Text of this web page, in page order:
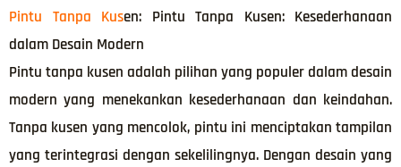
Pintu Tanpa Kusen: Pintu Tanpa Kusen: Kesederhanaan
dalam Desain Modern
Pintu tanpa kusen adalah pilihan yang populer dalam desain
modern yang menekankan kesederhanaan dan keindahan.
Tanpa kusen yang mencolok, pintu ini menciptakan tampilan
yang terintegrasi dengan sekelilingnya. Dengan desain yang